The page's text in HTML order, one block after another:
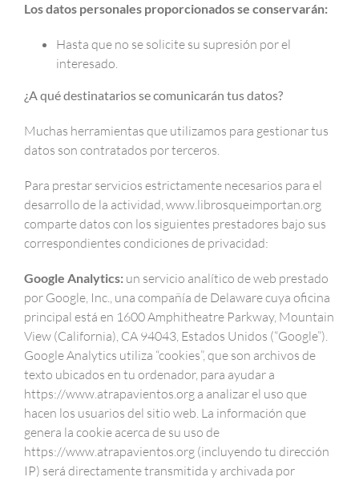
Los datos personales proporcionados se conservarán:
Hasta que no se solicite su supresión por el
interesado.
¿A qué destinatarios se comunicarán tus datos?
Muchas herramientas que utilizamos para gestionar tus
datos son contratados por terceros.
Para prestar servicios estrictamente necesarios para el
desarrollo de la actividad, www.librosqueimportan.org
comparte datos con los siguientes prestadores bajo sus
correspondientes condiciones de privacidad:
Google Analytics: un servicio analítico de web prestado
por Google, Inc., una compañía de Delaware cuya oficina
principal está en 1600 Amphitheatre Parkway, Mountain
View (California), CA 94043, Estados Unidos (“Google”).
Google Analytics utiliza “cookies”, que son archivos de
texto ubicados en tu ordenador, para ayudar a
https://www.atrapavientos.org a analizar el uso que
hacen los usuarios del sitio web. La información que
genera la cookie acerca de su uso de
https://www.atrapavientos.org (incluyendo tu dirección
IP) será directamente transmitida y archivada por